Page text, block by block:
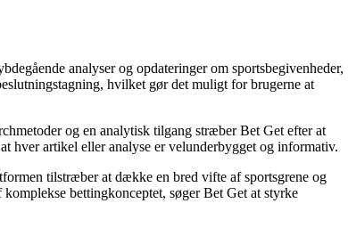
analyser og opdateringer om sportsbegivenheder,
hvilket gør det muligt for brugerne at
og en analytisk tilgang stræber Bet Get efter at
hver artikel eller analyse er velunderbygget og informativ.
tilstræber at dække en bred vifte af sportsgrene og
bettingkonceptet, søger Bet Get at styrke